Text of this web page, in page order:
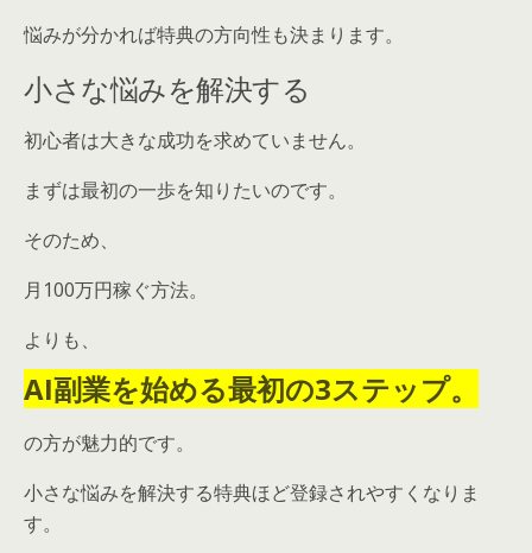
悩みが分かれば特典の方向性も決まります。
小さな悩みを解決する
初心者は大きな成功を求めていません。
まずは最初の一歩を知りたいのです。
そのため、
月100万円稼ぐ方法。
よりも、
AI副業を始める最初の3ステップ。
の方が魅力的です。
小さな悩みを解決する特典ほど登録されやすくなりま
す。